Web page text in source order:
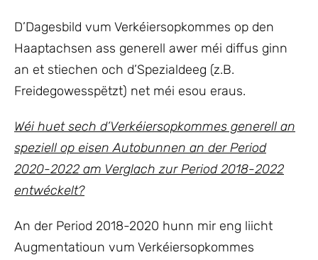
D’Dagesbild vum Verkéiersopkommes op den
Haaptachsen ass generell awer méi diffus ginn
an et stiechen och d’Spezialdeeg (z.B.
Freidegowesspëtzt) net méi esou eraus.
Wéi huet sech d’Verkéiersopkommes generell an
speziell op eisen Autobunnen an der Period
2020-2022 am Verglach zur Period 2018-2022
entwéckelt?
An der Period 2018-2020 hunn mir eng liicht
Augmentatioun vum Verkéiersopkommes